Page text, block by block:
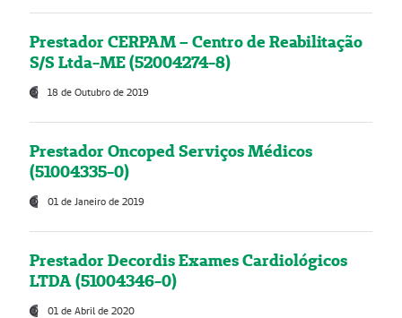
Prestador CERPAM – Centro de Reabilitação
S/S Ltda-ME (52004274-8)
18 de Outubro de 2019
Prestador Oncoped Serviços Médicos
(51004335-0)
01 de Janeiro de 2019
Prestador Decordis Exames Cardiológicos
LTDA (51004346-0)
01 de Abril de 2020